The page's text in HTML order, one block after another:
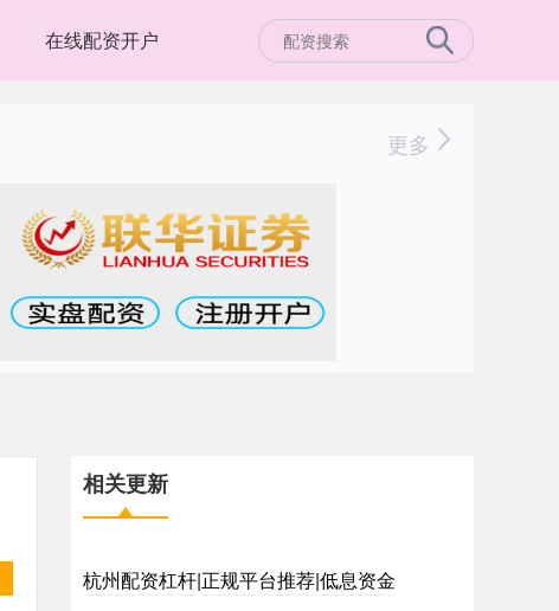
在线配资开户
更多
相关更新
杭州配资杠杆|正规平台推荐|低息资金